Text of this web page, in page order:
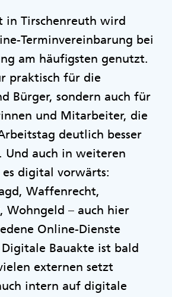
in Tirschenreuth wird
Terminvereinbarung bei
am häufigsten genutzt.
praktisch für die
Bürger, sondern auch für
und Mitarbeiter, die
deutlich besser
Und auch in weiteren
digital vorwärts:
Waffenrecht,
Wohngeld – auch hier
Online-Dienste
Bauakte ist bald
externen setzt
intern auf digitale